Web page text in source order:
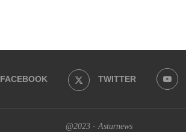
FACEBOOK TWITTER
@2023 - Asturnews